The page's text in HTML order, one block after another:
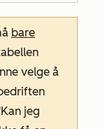
bare
velge å
jeg